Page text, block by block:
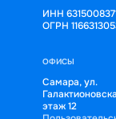
ИНН
ОГРН
ОФИСЫ
Самара, ул.
этаж 12